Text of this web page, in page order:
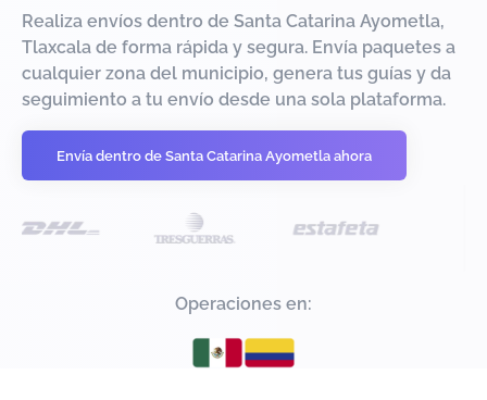
Realiza envíos dentro de Santa Catarina Ayometla,
Tlaxcala de forma rápida y segura. Envía paquetes a
cualquier zona del municipio, genera tus guías y da
seguimiento a tu envío desde una sola plataforma.
Envía dentro de Santa Catarina Ayometla ahora
Operaciones en: